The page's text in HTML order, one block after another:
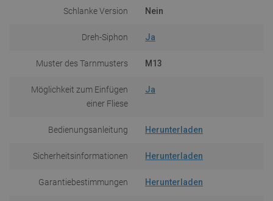
Schlanke Version Nein
Dreh-Siphon Ja
Muster des Tarnmusters M13
Möglichkeit zum Einfügen
einer Fliese
Ja
Bedienungsanleitung Herunterladen
Sicherheitsinformationen Herunterladen
Garantiebestimmungen Herunterladen